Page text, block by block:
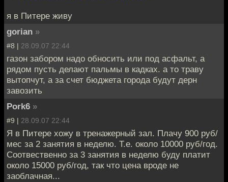
я в Питере живу
gorian »
#8 | 28.09.07 22:44
газон забором надо обносить или под асфальт, а
рядом пусть делают пальмы в кадках. а то траву
вытопчут, а за счет бюджета города будут дерн
завозить
Pork6 »
#9 | 28.09.07 22:44
Я в Питере хожу в тренажерный зал. Плачу 900 руб/
мес за 2 занятия в неделю. Т.е. около 10000 руб/год.
Соотвественно за 3 занятия в неделю буду платит
около 15000 руб/год, так что цена вроде не
заоблачная...